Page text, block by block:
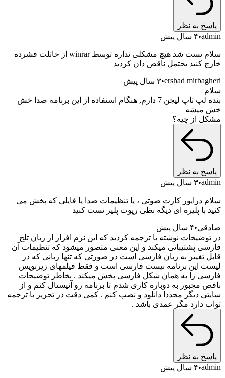
پاسخ به نظر
admin ۴ سال پیش
سلام تست شد هیچ مشکلی نداره توسط winrar از حاتلت فشرده
خارج کنید یحتمل ناقص دان کردید
ershad mirbagheri ۳ سال پیش
سلام
بنده لپ تاپ لیجن 7 دارم, هنگام استفاده از این برنامه صدا خش
خش میشه
مشکل از چیه؟
پاسخ به نظر
admin ۳ سال پیش
سلام درایور کارت صوتی ، یا تنظیمات صدا یا فایلی که پخش می
کنید با پلیره ای دیگه نظی رپوت پلیر تست کنید
صادقی ۴ سال پیش
در توضیحات نوشته یا ترجمه کردید که این نرم افزار از زبان تلخ
فارسی پشتیبانی میکند و این معنی متصور میشود که تنظیمات آن
قابل تغییر به زبان فارسی است در صورتی که تنها زبانی که در
لیست این برنامه نیست فارسی است و فقط فیلمهای زیرنویس
فارسی را به همان شکل فارسی پخش میکند . بخاطر توضیحات
ناقص مجبور به دوباره کاری شدم تا برنامه رو آنیستال کنم و از
سایتی دیگر مجددا دانلود و نصب کنم . کمی دقت در تحریر یا ترجمه
ثواب دارد مگر عمدی باشد .
پاسخ به نظر
admin ۴ سال پیش